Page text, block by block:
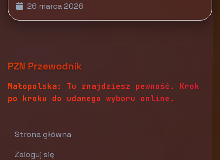
26 marca 2026
PZN Przewodnik
Małopolska: Tu znajdziesz pewność. Krok
po kroku do udanego wyboru online.
Strona główna
Zaloguj się